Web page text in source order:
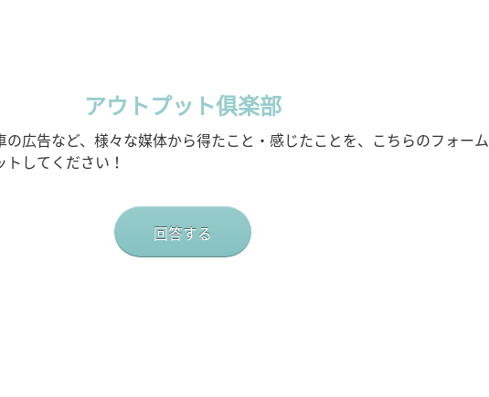
アウトプット俱楽部
の広告など、様々な媒体から得たこと・感じたことを、こちらのフォーム
してください！
回答する